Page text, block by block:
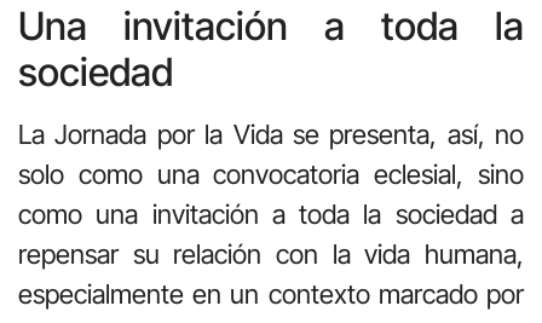
Una invitación a toda la
sociedad
La Jornada por la Vida se presenta, así, no
solo como una convocatoria eclesial, sino
como una invitación a toda la sociedad a
repensar su relación con la vida humana,
especialmente en un contexto marcado por